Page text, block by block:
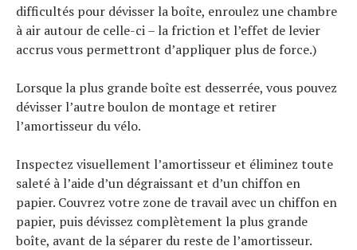
difficultés pour dévisser la boîte, enroulez une chambre
à air autour de celle-ci – la friction et l’effet de levier
accrus vous permettront d’appliquer plus de force.)
Lorsque la plus grande boîte est desserrée, vous pouvez
dévisser l’autre boulon de montage et retirer
l’amortisseur du vélo.
Inspectez visuellement l’amortisseur et éliminez toute
saleté à l’aide d’un dégraissant et d’un chiffon en
papier. Couvrez votre zone de travail avec un chiffon en
papier, puis dévissez complètement la plus grande
boîte, avant de la séparer du reste de l’amortisseur.